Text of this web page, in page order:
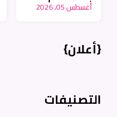
بالتخطيط -
أغسطس 05, 2026
{أعلان}
التصنيفات